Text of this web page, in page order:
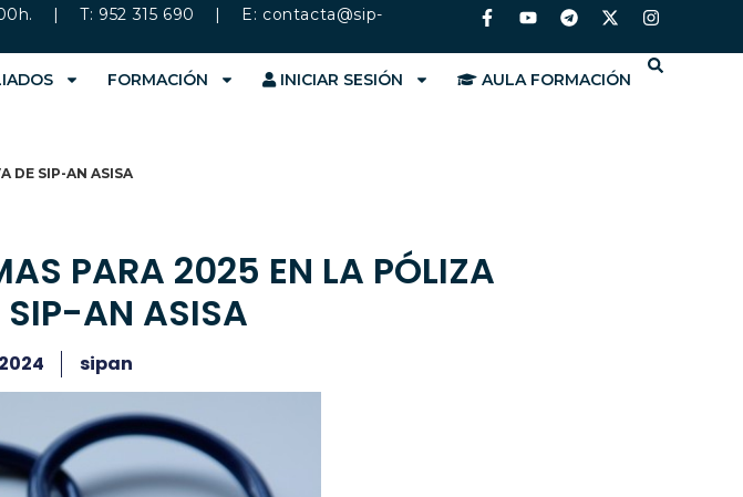
| T: 952 315 690 | E: contacta@sip-
FORMACIÓN INICIAR SESIÓN AULA FORMACIÓN
DE SIP-AN ASISA
PARA 2025 EN LA PÓLIZA
SIP-AN ASISA
sipan